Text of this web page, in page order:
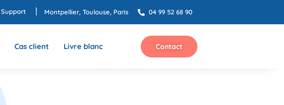
Support Montpellier, Toulouse, Paris 04 99 52 68 90
Cas client Livre blanc Contact